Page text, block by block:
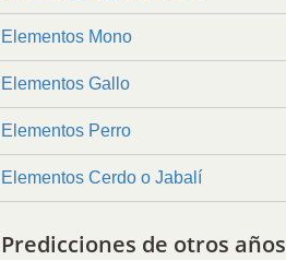
Elementos Mono
Elementos Gallo
Elementos Perro
Elementos Cerdo o Jabalí
Predicciones de otros años